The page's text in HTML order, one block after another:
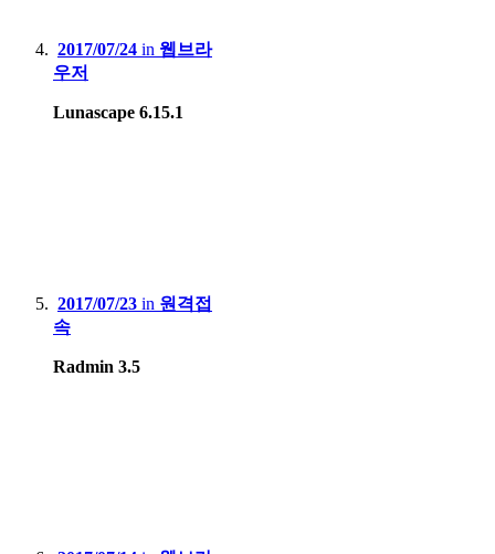
2017/07/24 in 웹브라
우저
Lunascape 6.15.1
2017/07/23 in 원격접
속
Radmin 3.5